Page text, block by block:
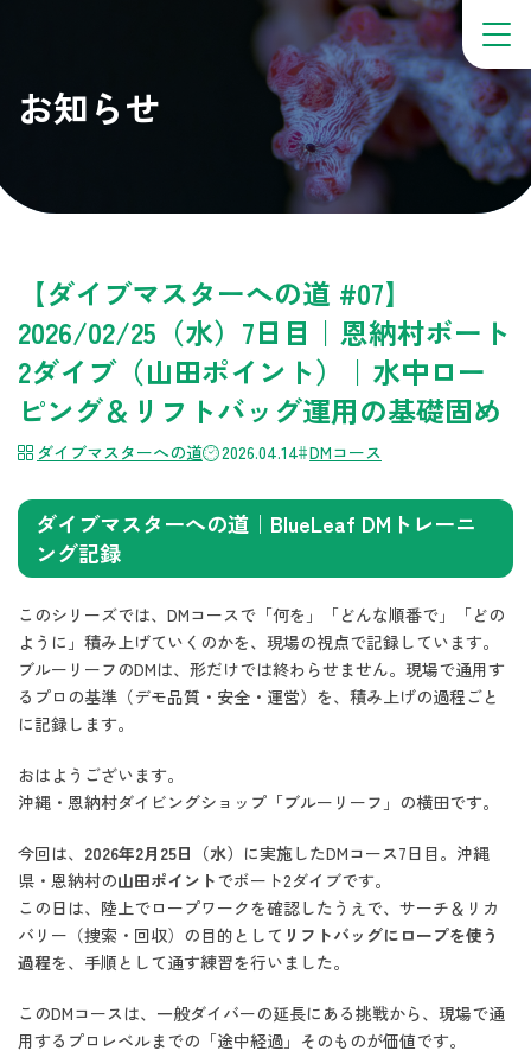
お知らせ
【ダイブマスターへの道 #07】
2026/02/25（水）7日目｜恩納村ボート
2ダイブ（山田ポイント）｜水中ロー
ピング＆リフトバッグ運用の基礎固め
ダイブマスターへの道 2026.04.14 DMコース
ダイブマスターへの道｜BlueLeaf DMトレーニ
ング記録
このシリーズでは、DMコースで「何を」「どんな順番で」「どの
ように」積み上げていくのかを、現場の視点で記録しています。
ブルーリーフのDMは、形だけでは終わらせません。現場で通用す
るプロの基準（デモ品質・安全・運営）を、積み上げの過程ごと
に記録します。
おはようございます。
沖縄・恩納村ダイビングショップ「ブルーリーフ」の横田です。
今回は、 2026年2月25日（水） に実施したDMコース7日目。沖縄
県・恩納村の山田ポイントでボート2ダイブです。
この日は、陸上でロープワークを確認したうえで、サーチ＆リカ
バリー（捜索・回収）の目的として リフトバッグにロープを使う
過程を、手順として通す練習を行いました。
このDMコースは、一般ダイバーの延長にある挑戦から、現場で通
用するプロレベルまでの「途中経過」そのものが価値です。